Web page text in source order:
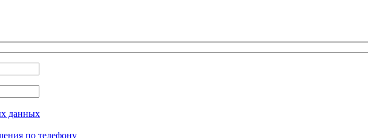
данных
по телефону